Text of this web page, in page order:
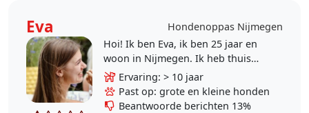
Eva Hondenoppas Nijmegen
Hoi! Ik ben Eva, ik ben 25 jaar en
woon in Nijmegen. Ik heb thuis
altijd al honden gehad en sinds ik
op mijzelf woon, mis ik heel erg de
gezelligheid..
Ervaring: > 10 jaar
Past op: grote en kleine honden
Beantwoorde berichten 13%